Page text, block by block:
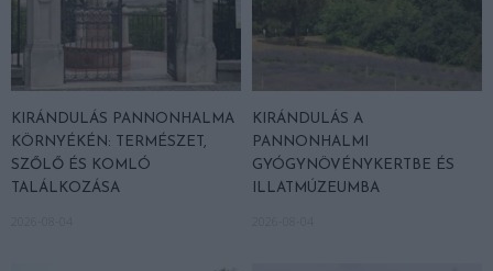
KIRÁNDULÁS PANNONHALMA
KÖRNYÉKÉN: TERMÉSZET,
SZŐLŐ ÉS KOMLÓ
TALÁLKOZÁSA
KIRÁNDULÁS A
PANNONHALMI
GYÓGYNÖVÉNYKERTBE ÉS
ILLATMÚZEUMBA